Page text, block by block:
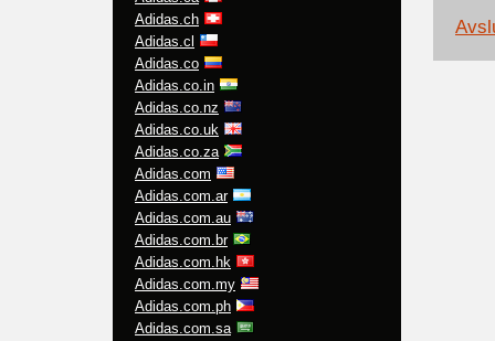
Adidas.ch
Adidas.cl
Adidas.co
Adidas.co.in
Adidas.co.nz
Adidas.co.uk
Adidas.co.za
Adidas.com
Adidas.com.ar
Adidas.com.au
Adidas.com.br
Adidas.com.hk
Adidas.com.my
Adidas.com.ph
Adidas.com.sa